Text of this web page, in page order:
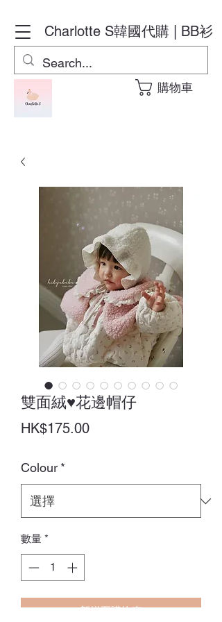
Charlotte S韓國代購 | BB衫
購物車
雙面絨♥花邊帽仔
HK$175.00價
Colour *
數量 *
新增至購物車